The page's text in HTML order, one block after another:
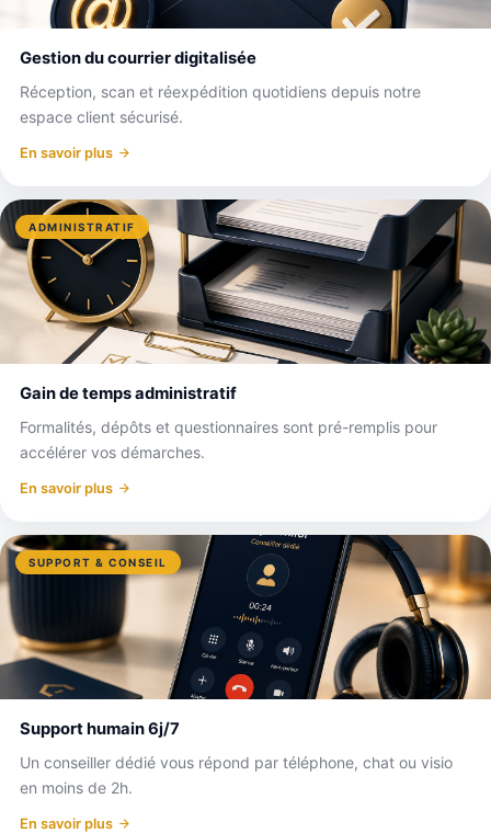
Gestion du courrier digitalisée
Réception, scan et réexpédition quotidiens depuis notre
espace client sécurisé.
En savoir plus
ADMINISTRATIF
Gain de temps administratif
Formalités, dépôts et questionnaires sont pré-remplis pour
accélérer vos démarches.
En savoir plus
SUPPORT & CONSEIL
Support humain 6j/7
Un conseiller dédié vous répond par téléphone, chat ou visio
en moins de 2h.
En savoir plus